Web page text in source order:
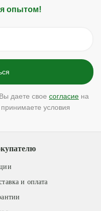
опытом!
даете свое согласие на
условия
и оплата